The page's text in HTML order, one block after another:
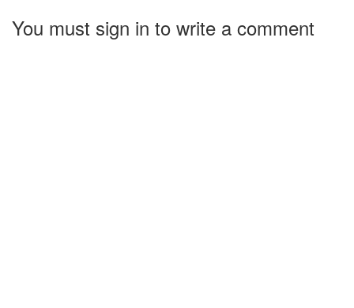
You must sign in to write a comment